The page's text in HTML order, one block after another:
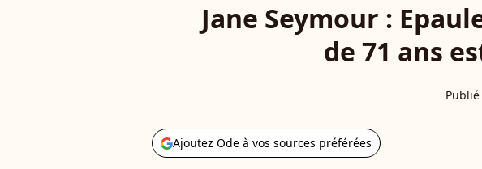
Jane Seymour :
de 71 ans
Ajoutez Ode à vos sources préférées